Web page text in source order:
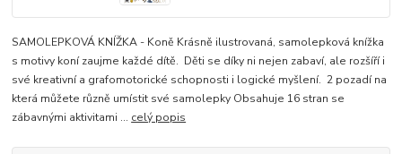
SAMOLEPKOVÁ KNÍŽKA - Koně Krásně ilustrovaná, samolepková knížka
s motivy koní zaujme každé dítě. Děti se díky ni nejen zabaví, ale rozšíří i
své kreativní a grafomotorické schopnosti i logické myšlení. 2 pozadí na
která můžete různě umístit své samolepky Obsahuje 16 stran se
zábavnými aktivitami ... celý popis